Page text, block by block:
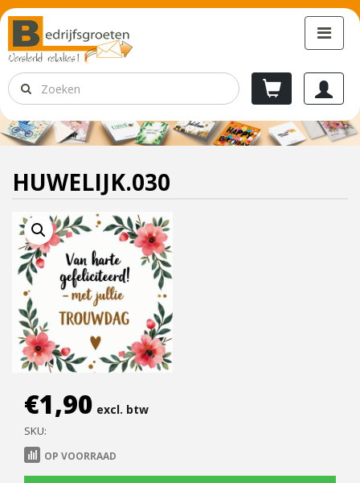
HUWELIJK.030
€1,90 excl. btw
SKU:
OP VOORRAAD